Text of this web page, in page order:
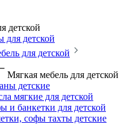
детской
для детской
для детской
Мягкая мебель для детской
детские
мягкие для детской
и банкетки для детской
софы тахты детские